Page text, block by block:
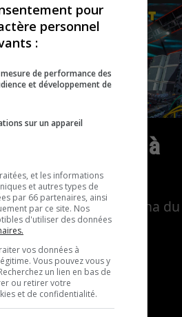
Tiësto débarque à
avec Axel Vézina du
électro fest
pour
personnel
:
de performance des
et développement de
sur un appareil
et les informations
et autres types de
par 66 partenaires, ainsi
par ce site. Nos
d'utiliser des données
vos données à
Vous pouvez vous y
un lien en bas de
ou retirer votre
et de confidentialité.